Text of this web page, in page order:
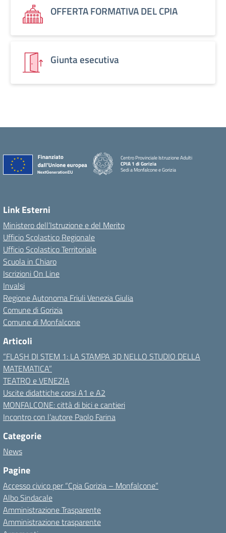
OFFERTA FORMATIVA DEL CPIA
Giunta esecutiva
Centro Provinciale Istruzione Adulti
CPIA 1 di Gorizia
Sedi a Monfalcone e Gorizia
Link Esterni
Ministero dell’Istruzione e del Merito
Ufficio Scolastico Regionale
Ufficio Scolastico Territoriale
Scuola in Chiaro
Iscrizioni On Line
Invalsi
Regione Autonoma Friuli Venezia Giulia
Comune di Gorizia
Comune di Monfalcone
Articoli
“FLASH DI STEM 1: LA STAMPA 3D NELLO STUDIO DELLA
MATEMATICA”
TEATRO e VENEZIA
Uscite didattiche corsi A1 e A2
MONFALCONE: città di bici e cantieri
Incontro con l’autore Paolo Farina
Categorie
News
Pagine
Accesso civico per “Cpia Gorizia – Monfalcone”
Albo Sindacale
Amministrazione Trasparente
Amministrazione trasparente